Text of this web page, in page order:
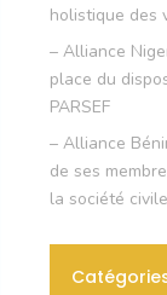
holistique des
– Alliance
place du
PARSEF
– Alliance
de ses
la société